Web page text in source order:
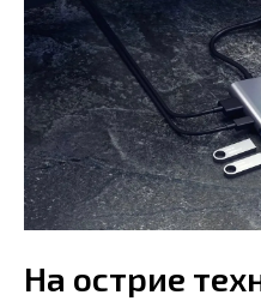
На острие